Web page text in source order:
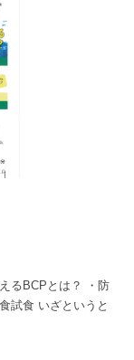
るBCPとは？ ・防
試食 いざというと